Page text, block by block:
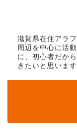
滋賀県在住アラ
周辺を中心に活
に、初心者だか
きたいと思います